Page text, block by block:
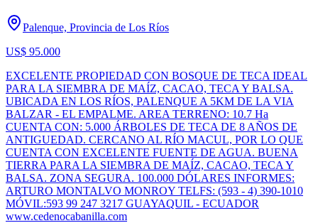
Palenque, Provincia de Los Ríos
US$ 95.000
EXCELENTE PROPIEDAD CON BOSQUE DE TECA IDEAL
PARA LA SIEMBRA DE MAÍZ, CACAO, TECA Y BALSA.
UBICADA EN LOS RÍOS, PALENQUE A 5KM DE LA VIA
BALZAR - EL EMPALME. AREA TERRENO: 10.7 Ha
CUENTA CON: 5.000 ÁRBOLES DE TECA DE 8 AÑOS DE
ANTIGUEDAD. CERCANO AL RÍO MACUL, POR LO QUE
CUENTA CON EXCELENTE FUENTE DE AGUA. BUENA
TIERRA PARA LA SIEMBRA DE MAÍZ, CACAO, TECA Y
BALSA. ZONA SEGURA. 100.000 DÓLARES INFORMES:
ARTURO MONTALVO MONROY TELFS: (593 - 4) 390-1010
MÓVIL:593 99 247 3217 GUAYAQUIL - ECUADOR
www.cedenocabanilla.com